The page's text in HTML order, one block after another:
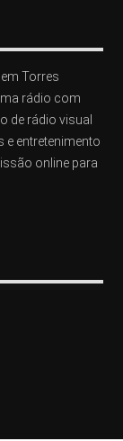
Torres
rádio com
de rádio visual
entretenimento
online para